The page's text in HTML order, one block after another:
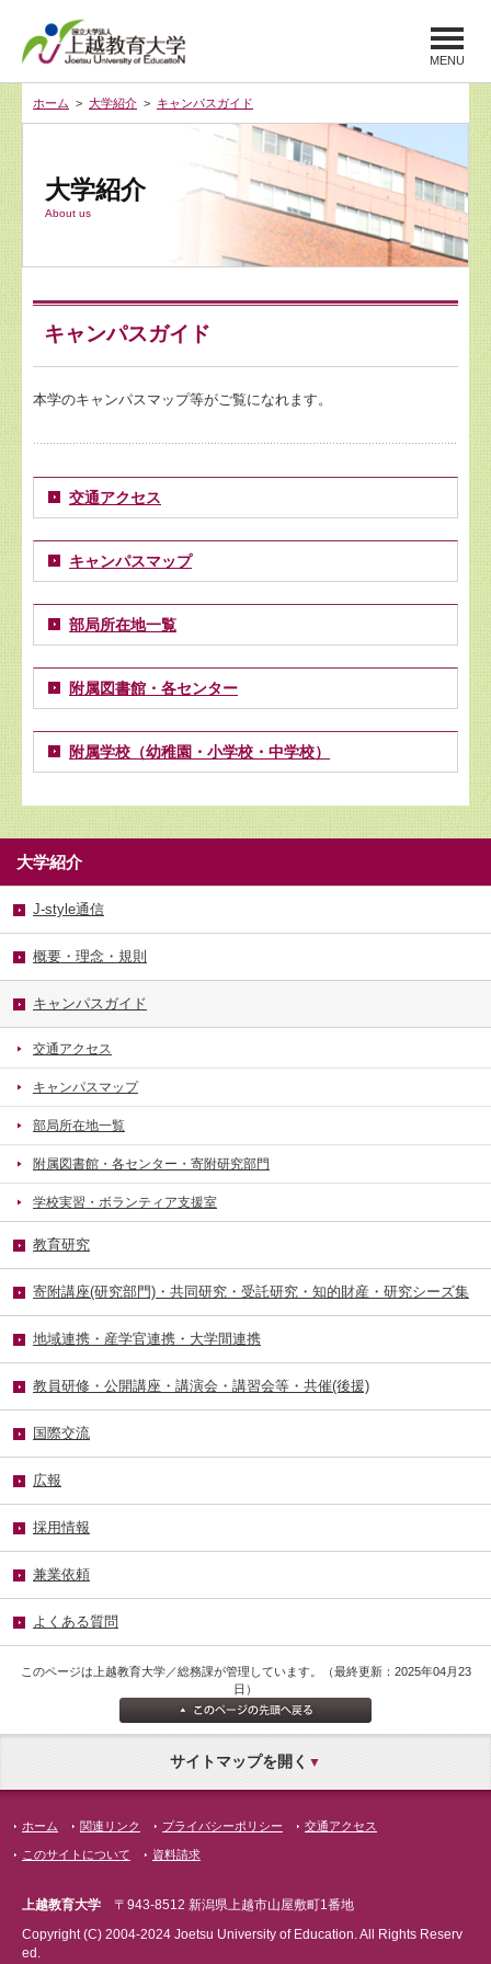
MENU
ホーム > 大学紹介 > キャンパスガイド
大学紹介
About us
キャンパスガイド
本学のキャンパスマップ等がご覧になれます。
交通アクセス
キャンパスマップ
部局所在地一覧
附属図書館・各センター
附属学校（幼稚園・小学校・中学校）
大学紹介
J-style通信
概要・理念・規則
キャンパスガイド
交通アクセス
キャンパスマップ
部局所在地一覧
附属図書館・各センター・寄附研究部門
学校実習・ボランティア支援室
教育研究
寄附講座(研究部門)・共同研究・受託研究・知的財産・研究シーズ集
地域連携・産学官連携・大学間連携
教員研修・公開講座・講演会・講習会等・共催(後援)
国際交流
広報
採用情報
兼業依頼
よくある質問
このページは上越教育大学／総務課が管理しています。（最終更新：2025年04月23
日）
サイトマップを開く
ホーム 関連リンク プライバシーポリシー 交通アクセス
このサイトについて 資料請求
上越教育大学 〒943-8512 新潟県上越市山屋敷町1番地
Copyright (C) 2004-2024 Joetsu University of Education. All Rights Reserv
ed.